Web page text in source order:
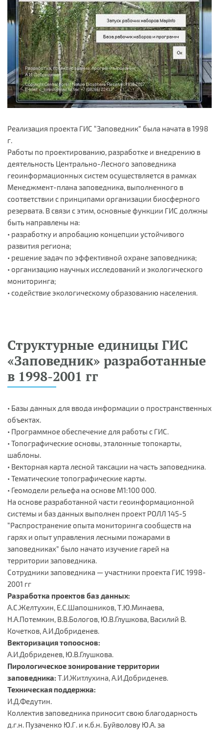
Реализация проекта ГИС “Заповедник” была начата в 1998
г.
Работы по проектированию, разработке и внедрению в
деятельность Центрально-Лесного заповедника
геоинформационных систем осуществляется в рамках
Менеджмент-плана заповедника, выполненного в
соответствии с принципами организации биосферного
резервата. В связи с этим, основные функции ГИС должны
быть направлены на:
• разработку и апробацию концепции устойчивого
развития региона;
• решение задач по эффективной охране заповедника;
• организацию научных исследований и экологического
мониторинга;
• содействие экологическому образованию населения.
Структурные единицы ГИС
«Заповедник» разработанные
в 1998-2001 гг
• Базы данных для ввода информации о пространственных
объектах.
• Программное обеспечение для работы с ГИС.
• Топографические основы, эталонные топокарты,
шаблоны.
• Векторная карта лесной таксации на часть заповедника.
• Тематические топографические карты.
• Геомодели рельефа на основе М1:100 000.
На основе разработанной части геоинформационной
системы и баз данных выполнен проект РОЛЛ 145-5
“Распространение опыта мониторинга сообществ на
гарях и опыт управления лесными пожарами в
заповедниках” было начато изучение гарей на
территории заповедника.
Сотрудники заповедника — участники проекта ГИС 1998-
2001 гг
Разработка проектов баз данных:
А.С.Желтухин, Е.С.Шапошников, Т.Ю.Минаева,
Н.А.Потемкин, В.В.Бологов, Ю.В.Глушкова, Василий В.
Кочетков, А.И.Добриденев.
Векторизация топооснов:
А.И.Добриденев, Ю.В.Глушкова.
Пирологическое зонирование территории
заповедника: Т.И.Житлухина, А.И.Добриденев.
Техническая поддержка:
И.Д.Федутин.
Коллектив заповедника приносит свою благодарность
д.г.н. Пузаченко Ю.Г. и к.б.н. Буйволову Ю.А. за